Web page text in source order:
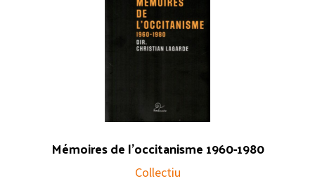
Mémoires de l’occitanisme 1960-1980
Collectiu